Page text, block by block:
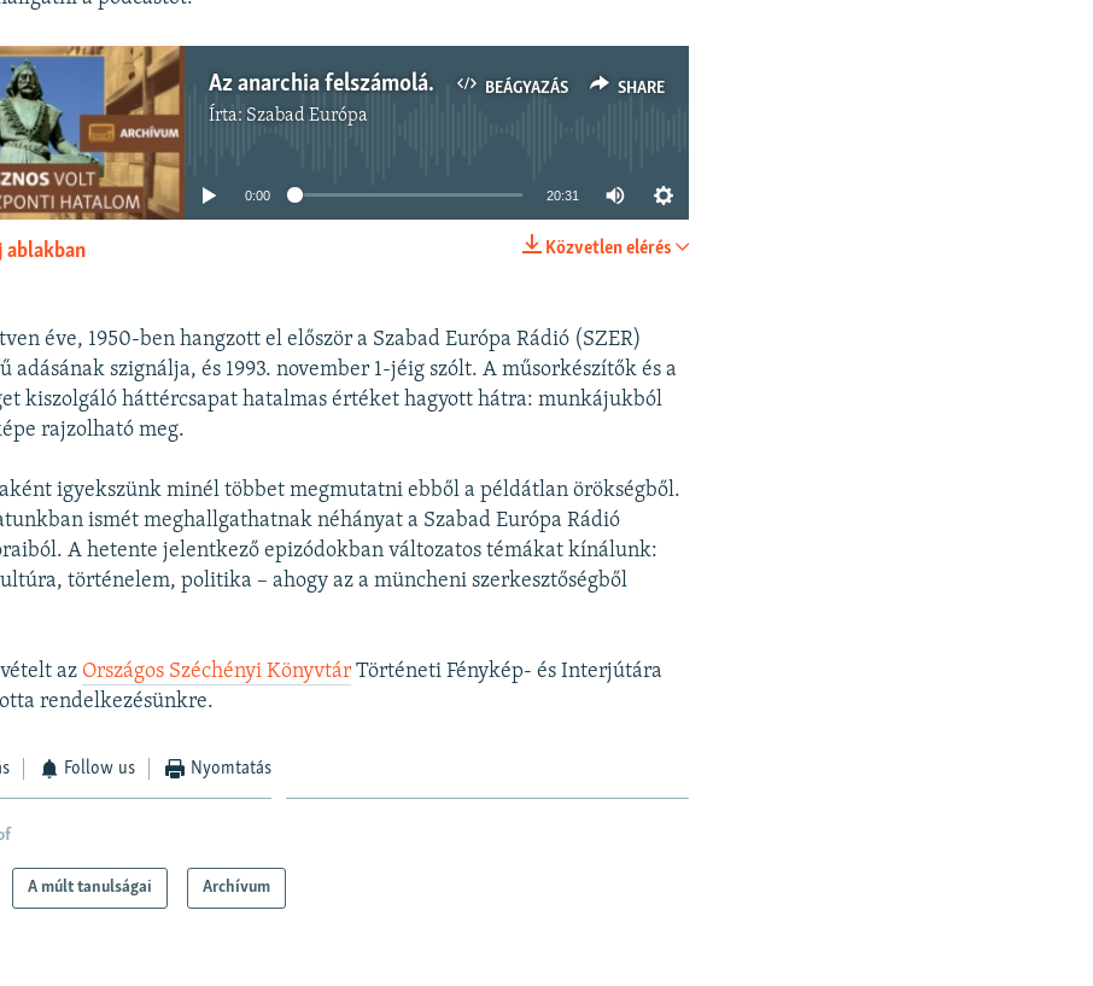
BEÁGYAZÁS SHARE
Az anarchia felszámolása, az ország stabilizálása és megerősítése – archív történelmi műsor Károly Róbertről
Írta: Szabad Európa
Jelenleg nincs elérhető tartalom
0:00 20:31
Közvetlen elérés
ablakban
éve, 1950-ben hangzott el először a Szabad Európa Rádió (SZER)
adásának szignálja, és 1993. november 1-jéig szólt. A műsorkészítők és a
kiszolgáló háttércsapat hatalmas értéket hagyott hátra: munkájukból
rajzolható meg.
igyekszünk minél többet megmutatni ebből a példátlan örökségből.
ismét meghallgathatnak néhányat a Szabad Európa Rádió
A hetente jelentkező epizódokban változatos témákat kínálunk:
történelem, politika – ahogy az a müncheni szerkesztőségből
az Országos Széchényi Könyvtár Történeti Fénykép- és Interjútára
rendelkezésünkre.
Follow us Nyomtatás
A múlt tanulságai Archívum